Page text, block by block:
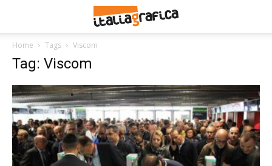
Home Tags Viscom
Tag: Viscom